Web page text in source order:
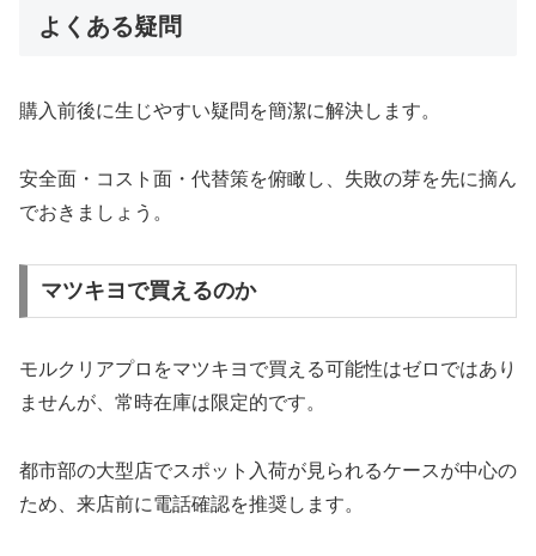
よくある疑問
購入前後に生じやすい疑問を簡潔に解決します。
安全面・コスト面・代替策を俯瞰し、失敗の芽を先に摘ん
でおきましょう。
マツキヨで買えるのか
モルクリアプロをマツキヨで買える可能性はゼロではあり
ませんが、常時在庫は限定的です。
都市部の大型店でスポット入荷が見られるケースが中心の
ため、来店前に電話確認を推奨します。